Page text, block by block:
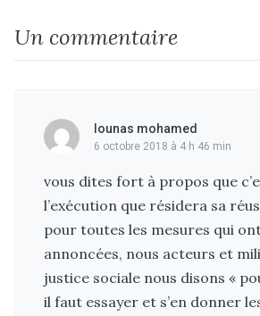
Un commentaire
lounas mohamed
6 octobre 2018 à 4 h 46 min
vous dites fort à propos que
l’exécution que résidera sa
pour toutes les mesures qui
annoncées, nous acteurs et
justice sociale nous disons «
il faut essayer et s’en donner